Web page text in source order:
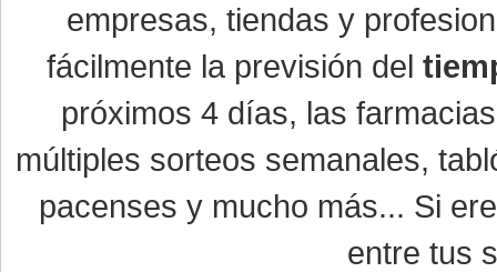
empresas, tiendas y
fácilmente la previsión del
próximos 4 días, las
múltiples sorteos semanales,
pacenses y mucho más... Si
entre tus